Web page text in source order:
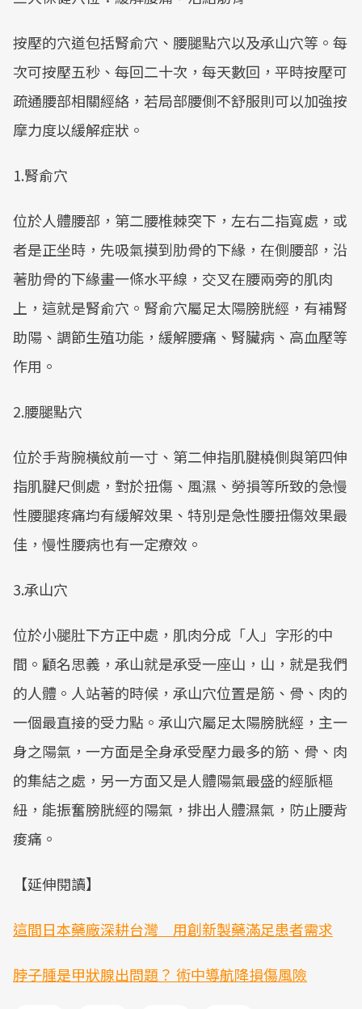
按壓的穴道包括腎俞穴、腰腿點穴以及承山穴等。每
次可按壓五秒、每回二十次，每天數回，平時按壓可
疏通腰部相關經絡，若局部腰側不舒服則可以加強按
摩力度以緩解症狀。
1.腎俞穴
位於人體腰部，第二腰椎棘突下，左右二指寬處，或
者是正坐時，先吸氣摸到肋骨的下緣，在側腰部，沿
著肋骨的下緣畫一條水平線，交叉在腰兩旁的肌肉
上，這就是腎俞穴。腎俞穴屬足太陽膀胱經，有補腎
助陽、調節生殖功能，緩解腰痛、腎臟病、高血壓等
作用。
2.腰腿點穴
位於手背腕橫紋前一寸、第二伸指肌腱橈側與第四伸
指肌腱尺側處，對於扭傷、風濕、勞損等所致的急慢
性腰腿疼痛均有緩解效果、特別是急性腰扭傷效果最
佳，慢性腰病也有一定療效。
3.承山穴
位於小腿肚下方正中處，肌肉分成「人」字形的中
間。顧名思義，承山就是承受一座山，山，就是我們
的人體。人站著的時候，承山穴位置是筋、骨、肉的
一個最直接的受力點。承山穴屬足太陽膀胱經，主一
身之陽氣，一方面是全身承受壓力最多的筋、骨、肉
的集結之處，另一方面又是人體陽氣最盛的經脈樞
紐，能振奮膀胱經的陽氣，排出人體濕氣，防止腰背
痠痛。
【延伸閱讀】
這間日本藥廠深耕台灣 用創新製藥滿足患者需求
脖子腫是甲狀腺出問題？ 術中導航降損傷風險